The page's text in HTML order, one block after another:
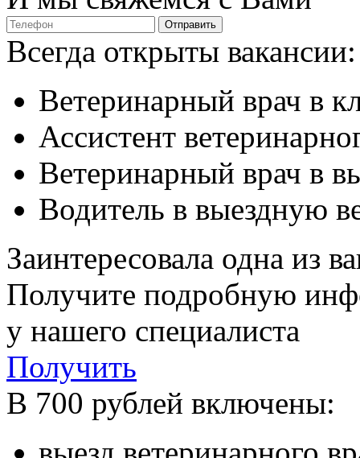
Отправить
Всегда открыты вакансии:
Ветеринарный врач в
Ассистент
Ветеринарный врач в
Водитель в выездную
Заинтересовала одна из
Получите подробную
у нашего специалиста
Получить
В 700 рублей включены: